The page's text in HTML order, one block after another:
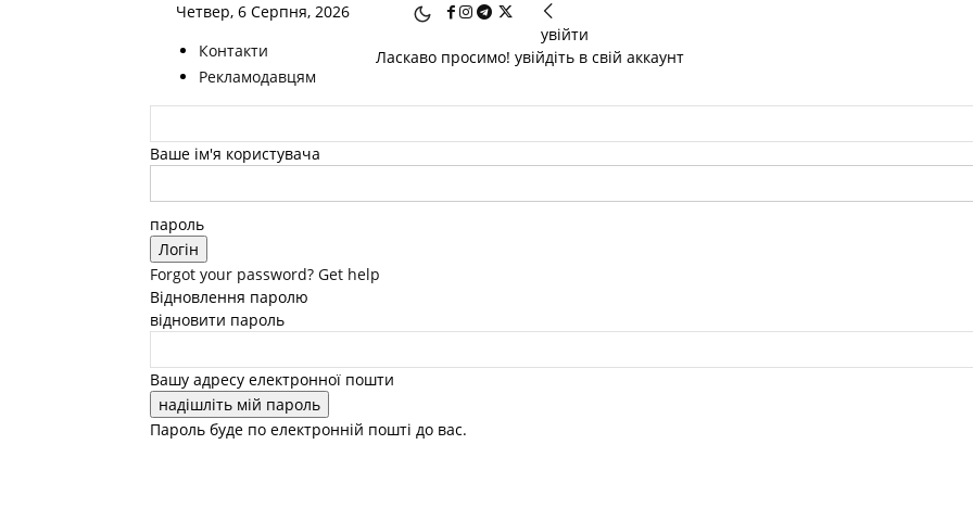
Четвер, 6 Серпня, 2026
Контакти
Рекламодавцям
увійти
Ласкаво просимо! увійдіть в свій аккаунт
Ваше ім'я користувача
пароль
Forgot your password? Get help
Відновлення паролю
відновити пароль
Вашу адресу електронної пошти
Пароль буде по електронній пошті до вас.